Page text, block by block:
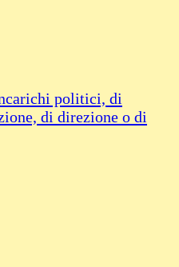
politici, di
di direzione o di